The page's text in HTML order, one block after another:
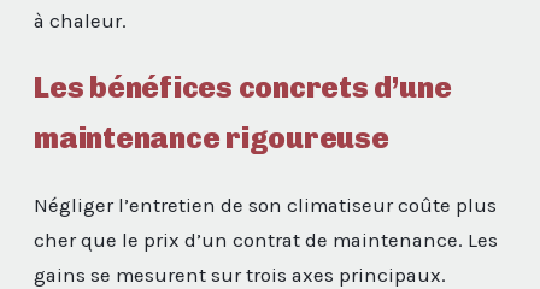
à chaleur.
Les bénéfices concrets d’une
maintenance rigoureuse
Négliger l’entretien de son climatiseur coûte plus
cher que le prix d’un contrat de maintenance. Les
gains se mesurent sur trois axes principaux.